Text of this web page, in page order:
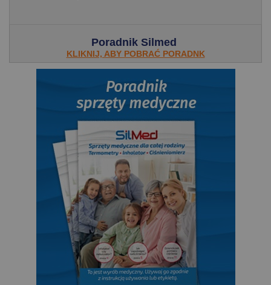
Poradnik Silmed
KLIKNIJ, ABY POBRAĆ PORADNK